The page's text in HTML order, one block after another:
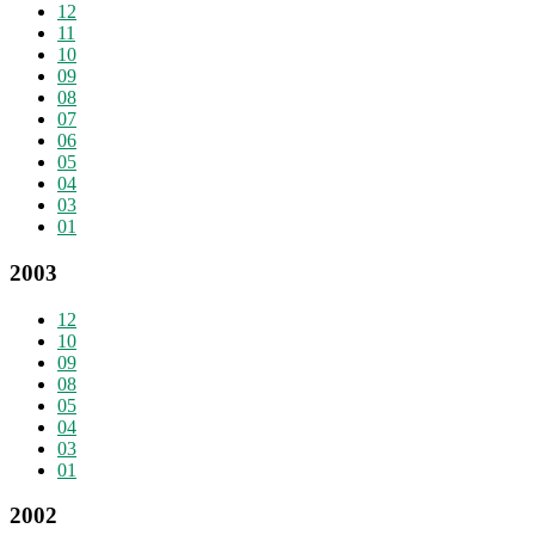
12
11
10
09
08
07
06
05
04
03
01
2003
12
10
09
08
05
04
03
01
2002